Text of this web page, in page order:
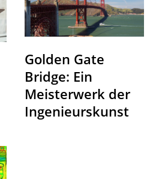
Golden Gate
Bridge: Ein
Meisterwerk der
Ingenieurskunst